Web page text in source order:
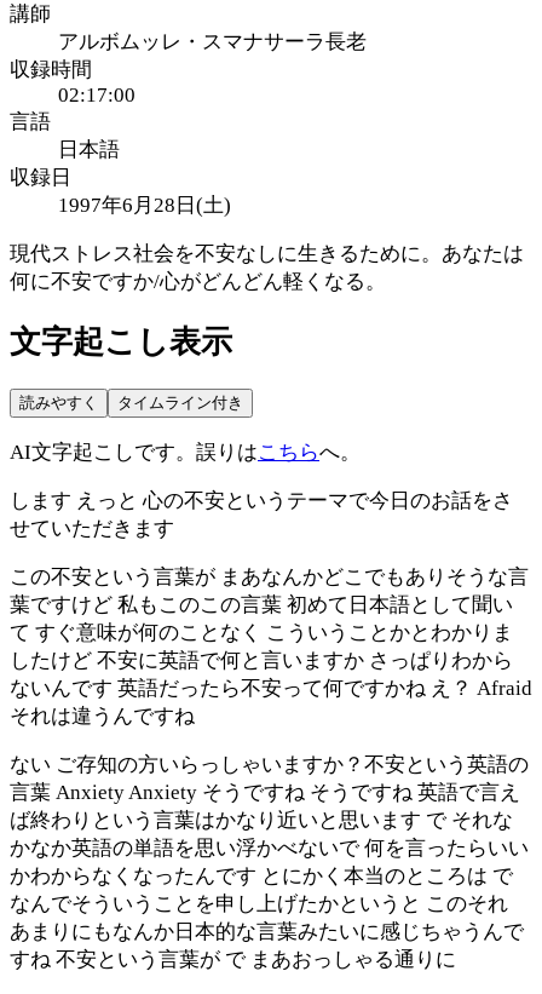
講師
アルボムッレ・スマナサーラ長老
収録時間
02:17:00
言語
日本語
収録日
1997年6月28日(土)
現代ストレス社会を不安なしに生きるために。あなたは
何に不安ですか/心がどんどん軽くなる。
文字起こし表示
読みやすく タイムライン付き
AI文字起こしです。誤りはこちらへ。
します えっと 心の不安というテーマで今日のお話をさ
せていただきます
この不安という言葉が まあなんかどこでもありそうな言
葉ですけど 私もこのこの言葉 初めて日本語として聞い
て すぐ意味が何のことなく こういうことかとわかりま
したけど 不安に英語で何と言いますか さっぱりわから
ないんです 英語だったら不安って何ですかね え？ Afraid
それは違うんですね
ない ご存知の方いらっしゃいますか？不安という英語の
言葉 Anxiety Anxiety そうですね そうですね 英語で言え
ば終わりという言葉はかなり近いと思います で それな
かなか英語の単語を思い浮かべないで 何を言ったらいい
かわからなくなったんです とにかく本当のところは で
なんでそういうことを申し上げたかというと このそれ
あまりにもなんか日本的な言葉みたいに感じちゃうんで
すね 不安という言葉が で まあおっしゃる通りに